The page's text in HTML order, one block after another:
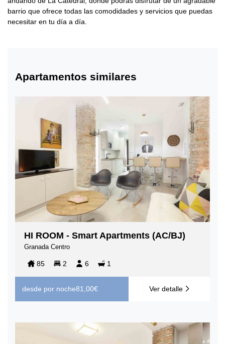
barrio que ofrece todas las comodidades y servicios que puedas
necesitar en tu día a día.
Apartamentos similares
HI ROOM - Smart Apartments (AC/BJ)
Granada Centro
85 2 6 1
desde por noche81,00€ Ver detalle